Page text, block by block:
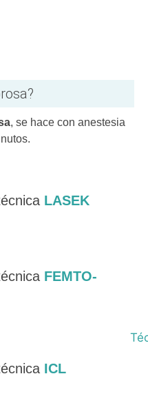
, se hace con anestesia
LASEK
FEMTO-
ICL